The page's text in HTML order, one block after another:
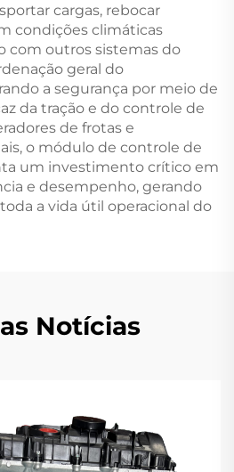
cargas, rebocar
condições climáticas
com outros sistemas do
geral do
a segurança por meio de
da tração e do controle de
de frotas e
o módulo de controle de
um investimento crítico em
e desempenho, gerando
a vida útil operacional do
Notícias